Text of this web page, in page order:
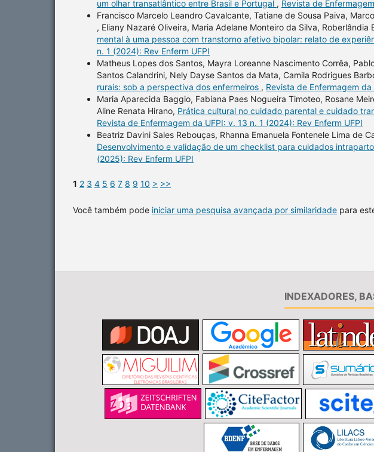
um olhar transatlântico entre Brasil e Portugal , Revista de
Francisco Marcelo Leandro Cavalcante, Tatiane de Sousa Paiva,
, Eliany Nazaré Oliveira, Maria Adelane Monteiro da Silva, Roberlândia
mental à uma pessoa com transtorno afetivo bipolar: relato de
n. 1 (2024): Rev Enferm UFPI
Matheus Lopes dos Santos, Mayra Loreanne Nascimento Corrêa,
Santos Calandrini, Nely Dayse Santos da Mata, Camila Rodrigues
rurais: sob a perspectiva dos enfermeiros , Revista de Enfermagem
Maria Aparecida Baggio, Fabiana Paes Nogueira Timoteo, Rosane
Aline Renata Hirano, Prática cultural no cuidado parental e cuidado
Revista de Enfermagem da UFPI: v. 13 n. 1 (2024): Rev Enferm UFPI
Beatriz Davini Sales Rebouças, Rhanna Emanuela Fontenele Lima de
Desenvolvimento e validação de um checklist para cuidados intraparto
(2025): Rev Enferm UFPI
1 2 3 4 5 6 7 8 9 10 > >>
Você também pode iniciar uma pesquisa avançada por similaridade para
INDEXADORES,